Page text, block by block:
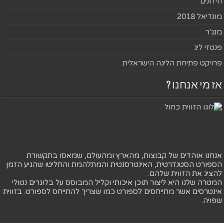
מונדיאל 2018
מנג'ר
פנטזי ליג
פרויקט פתיחת הליגה הישראלית
אז מי אנחנו ?
אנחנו אוהדים של קבוצות, מהארץ ומהעולם, שמאסו בתקשורת
הספורט הסטנדרטית, האינטרסנטית והמתלהמת והחליטו שהגיע הזמן
להציג את הזווית שלהם.
המטרה שלנו היא ליצור תוכן איכותי וקליל המבוסס על בלוגרים נטולי
אינטרסים אשר מתייחסים לספורט כמו שצריך להתייחס לספורט. בזווית
שפויה.